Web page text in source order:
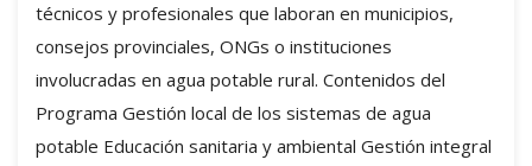
técnicos y profesionales que laboran en municipios,
consejos provinciales, ONGs o instituciones
involucradas en agua potable rural. Contenidos del
Programa Gestión local de los sistemas de agua
potable Educación sanitaria y ambiental Gestión integral